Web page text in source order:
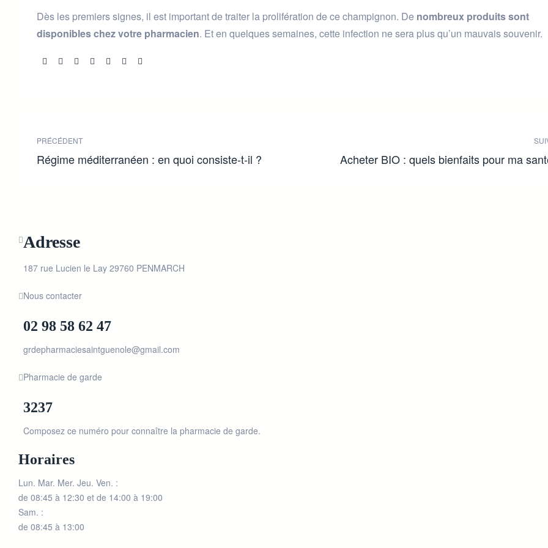
Dès les premiers signes, il est important de traiter la prolifération de ce champignon. De nombreux produits sont
disponibles chez votre pharmacien. Et en quelques semaines, cette infection ne sera plus qu’un mauvais souvenir.
Share:
PRÉCÉDENT
Régime méditerranéen : en quoi consiste-t-il ? Acheter BIO : quels bienfaits pour ma
Adresse
187 rue Lucien le Lay 29760 PENMARCH
Nous contacter
02 98 58 62 47
grdepharmaciesaintguenole@gmail.com
Pharmacie de garde
3237
Composez ce numéro pour connaître la pharmacie de garde.
Horaires
Lun. Mar. Mer. Jeu. Ven. :
de 08:45 à 12:30 et de 14:00 à 19:00
Sam. :
de 08:45 à 13:00